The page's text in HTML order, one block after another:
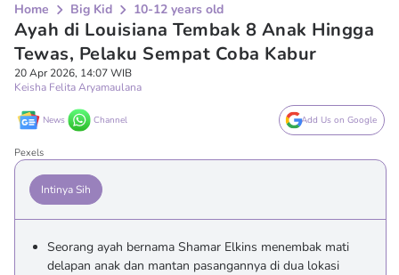
Home Big Kid 10-12 years old
Ayah di Louisiana Tembak 8 Anak Hingga
Tewas, Pelaku Sempat Coba Kabur
20 Apr 2026, 14:07 WIB
Keisha Felita Aryamaulana
News Channel Add Us on Google
Pexels
Intinya Sih
Seorang ayah bernama Shamar Elkins menembak mati
delapan anak dan mantan pasangannya di dua lokasi